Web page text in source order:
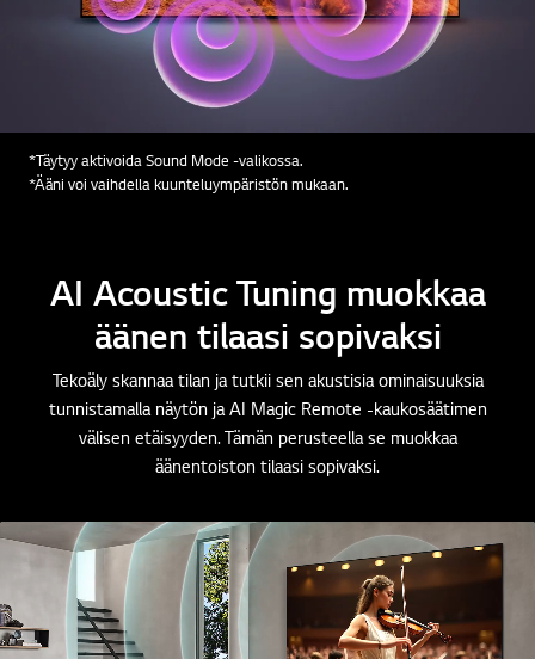
*Täytyy aktivoida Sound Mode -valikossa.
*Ääni voi vaihdella kuunteluympäristön mukaan.
AI Acoustic Tuning muokkaa
äänen tilaasi sopivaksi
Tekoäly skannaa tilan ja tutkii sen akustisia ominaisuuksia
tunnistamalla näytön ja AI Magic Remote -kaukosäätimen
välisen etäisyyden. Tämän perusteella se muokkaa
äänentoiston tilaasi sopivaksi.